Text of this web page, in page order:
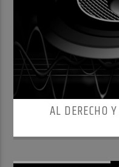
AL DERECHO